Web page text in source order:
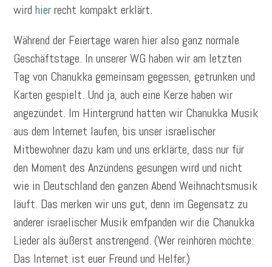
wirdhierrecht kompakt erklärt.
Während der Feiertage waren hier also ganz normale
Geschäftstage. In unserer WG haben wir am letzten
Tag von Chanukka gemeinsam gegessen, getrunken und
Karten gespielt. Und ja, auch eine Kerze haben wir
angezündet. Im Hintergrund hatten wir Chanukka Musik
aus dem Internet laufen, bis unser israelischer
Mitbewohner dazu kam und uns erklärte, dass nur für
den Moment des Anzündens gesungen wird und nicht
wie in Deutschland den ganzen Abend Weihnachtsmusik
läuft. Das merken wir uns gut, denn im Gegensatz zu
anderer israelischer Musik emfpanden wir die Chanukka
Lieder als äußerst anstrengend. (Wer reinhören möchte:
Das Internet ist euer Freund und Helfer.)